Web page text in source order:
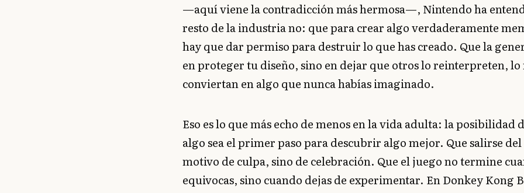
—aquí viene la contradicción más hermosa—, Nintendo ha
resto de la industria no: que para crear algo verdaderamente
hay que dar permiso para destruir lo que has creado. Que la
en proteger tu diseño, sino en dejar que otros lo reinterpreten,
conviertan en algo que nunca habías imaginado.
Eso es lo que más echo de menos en la vida adulta: la posibilidad
algo sea el primer paso para descubrir algo mejor. Que salirse
motivo de culpa, sino de celebración. Que el juego no termine
equivocas, sino cuando dejas de experimentar. En Donkey Kong